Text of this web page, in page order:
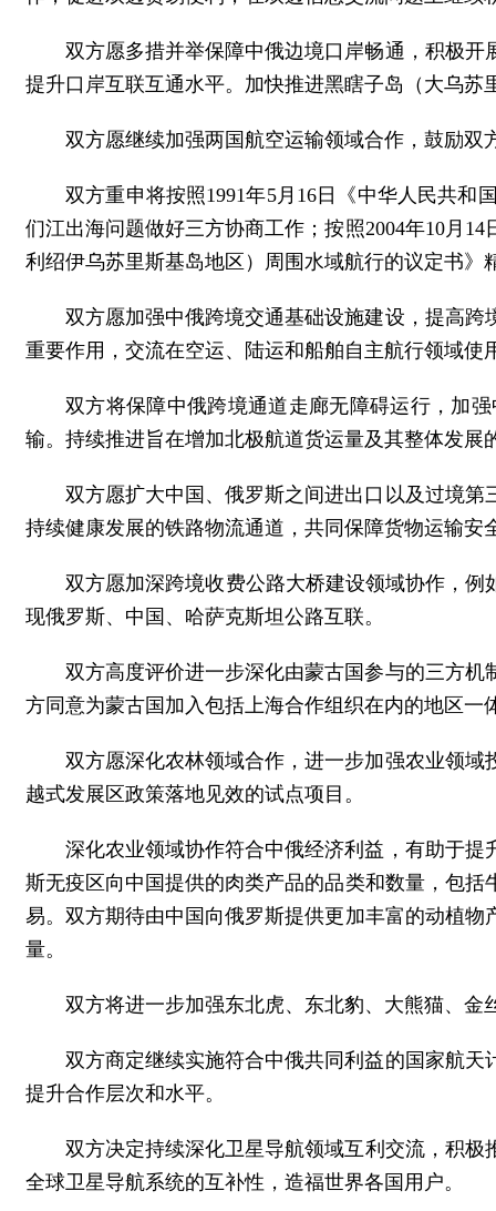
双方愿多措并举保障中俄边境口岸畅通，积极
提升口岸互联互通水平。加快推进黑瞎子岛（大乌苏
双方愿继续加强两国航空运输领域合作，鼓励
双方重申将按照1991年5月16日《中华人民共
们江出海问题做好三方协商工作；按照2004年10月
利绍伊乌苏里斯基岛地区）周围水域航行的议定书
双方愿加强中俄跨境交通基础设施建设，提高
重要作用，交流在空运、陆运和船舶自主航行领域使
双方将保障中俄跨境通道走廊无障碍运行，加
输。持续推进旨在增加北极航道货运量及其整体发展
双方愿扩大中国、俄罗斯之间进出口以及过境
持续健康发展的铁路物流通道，共同保障货物运输安
双方愿加深跨境收费公路大桥建设领域协作，
现俄罗斯、中国、哈萨克斯坦公路互联。
双方高度评价进一步深化由蒙古国参与的三方
方同意为蒙古国加入包括上海合作组织在内的地区一
双方愿深化农林领域合作，进一步加强农业领
越式发展区政策落地见效的试点项目。
深化农业领域协作符合中俄经济利益，有助于
斯无疫区向中国提供的肉类产品的品类和数量，包
易。双方期待由中国向俄罗斯提供更加丰富的动植
量。
双方将进一步加强东北虎、东北豹、大熊猫、
双方商定继续实施符合中俄共同利益的国家航
提升合作层次和水平。
双方决定持续深化卫星导航领域互利交流，积极
全球卫星导航系统的互补性，造福世界各国用户。